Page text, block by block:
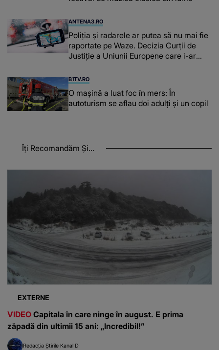
ANTENA3.RO
Poliţia şi radarele ar putea să nu mai fie
raportate pe Waze. Decizia Curţii de
Justiție a Uniunii Europene care i-ar
B1TV.RO
O maşină a luat foc în mers: În
autoturism se aflau doi adulți și un copil
Îți Recomandăm Și...
EXTERNE
VIDEO Capitala în care ninge în august. E prima
zăpadă din ultimii 15 ani: „Incredibil!”
Redacția Știrile Kanal D